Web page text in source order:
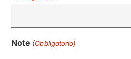
Note (Obbligatorio)